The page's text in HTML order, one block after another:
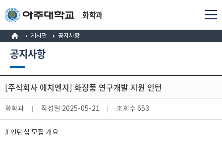
화학과
게시판 공지사항
공지사항
[주식회사 에치엔지] 화장품 연구개발 지원 인턴
화학과 작성일 2025-05-21 조회수 653
# 인턴십 모집 개요